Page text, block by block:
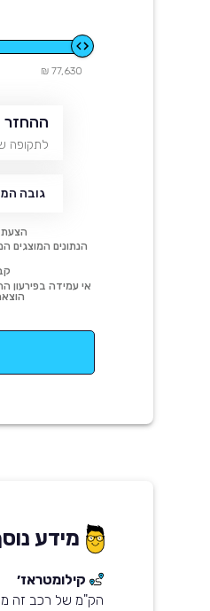
77,630 ₪
ההחזר
לתקופה
גובה
הצעת
הנתונים המוצגים
אי עמידה בפירעון
מידע
קילומטראז׳
הק"מ של רכב זה